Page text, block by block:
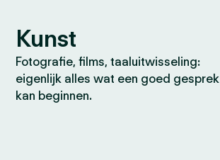
Kunst
Fotografie, films, taaluitwisseling:
eigenlijk alles wat een goed gesprek
kan beginnen.